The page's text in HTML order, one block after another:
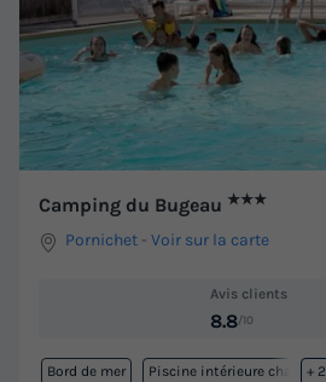
Camping du Bugeau ★★★
Pornichet -Voir sur la carte
Avis clients
8.8/10
Bord de mer Piscine intérieure chauffée
+ 2